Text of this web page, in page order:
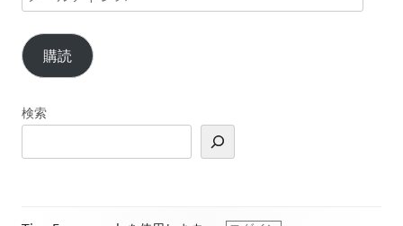
ー
ル
ア
ド
ス
購読
検索